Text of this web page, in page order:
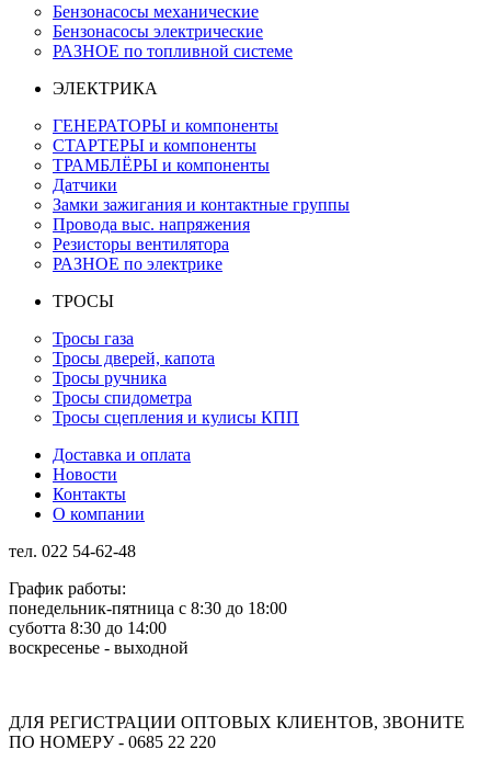
Бензонасосы механические
Бензонасосы электрические
РАЗНОЕ по топливной системе
ЭЛЕКТРИКА
ГЕНЕРАТОРЫ и компоненты
СТАРТЕРЫ и компоненты
ТРАМБЛЁРЫ и компоненты
Датчики
Замки зажигания и контактные группы
Провода выс. напряжения
Резисторы вентилятора
РАЗНОЕ по электрике
ТРОСЫ
Тросы газа
Тросы дверей, капота
Тросы ручника
Тросы спидометра
Тросы сцепления и кулисы КПП
Доставка и оплата
Новости
Контакты
О компании
тел. 022 54-62-48
График работы:
понедельник-пятница с 8:30 до 18:00
суботта 8:30 до 14:00
воскресенье - выходной
ДЛЯ РЕГИСТРАЦИИ ОПТОВЫХ КЛИЕНТОВ, ЗВОНИТЕ
ПО НОМЕРУ - 0685 22 220